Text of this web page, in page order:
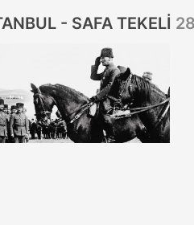
- SAFA TEKELİ